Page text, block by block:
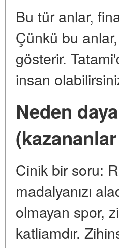
Bu tür anlar,
Çünkü bu
gösterir.
insan
Neden
Cinik bir soru:
madalyanızı
olmayan spor,
katliamdır.